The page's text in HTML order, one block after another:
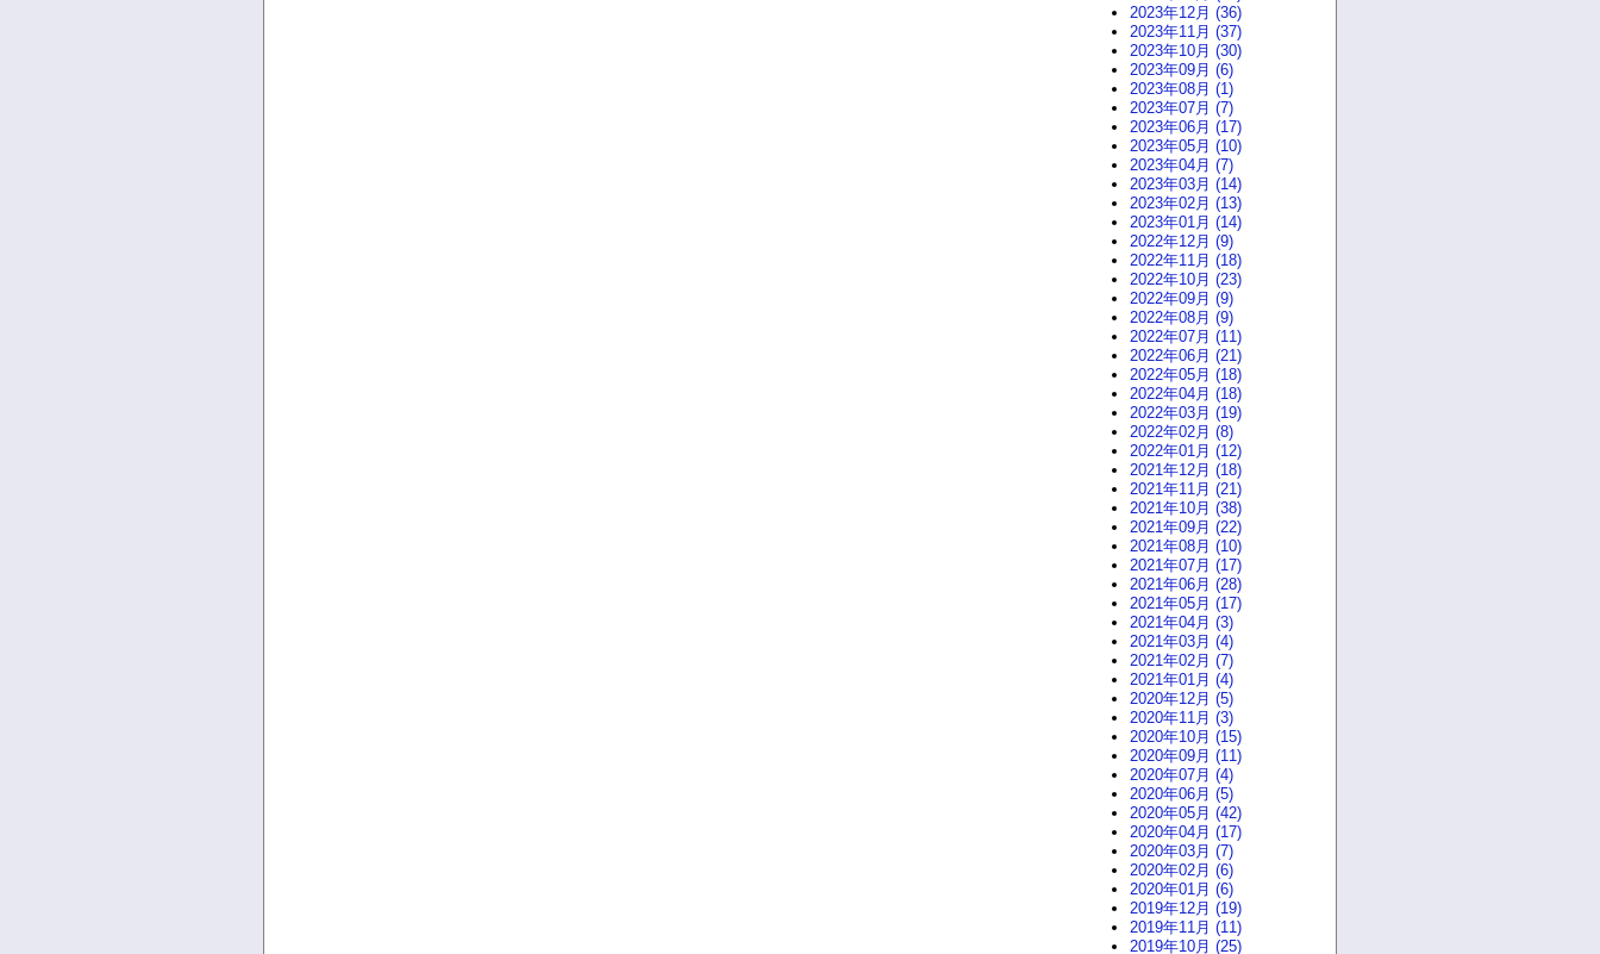
2023年12月 (36)
2023年11月 (37)
2023年10月 (30)
2023年09月 (6)
2023年08月 (1)
2023年07月 (7)
2023年06月 (17)
2023年05月 (10)
2023年04月 (7)
2023年03月 (14)
2023年02月 (13)
2023年01月 (14)
2022年12月 (9)
2022年11月 (18)
2022年10月 (23)
2022年09月 (9)
2022年08月 (9)
2022年07月 (11)
2022年06月 (21)
2022年05月 (18)
2022年04月 (18)
2022年03月 (19)
2022年02月 (8)
2022年01月 (12)
2021年12月 (18)
2021年11月 (21)
2021年10月 (38)
2021年09月 (22)
2021年08月 (10)
2021年07月 (17)
2021年06月 (28)
2021年05月 (17)
2021年04月 (3)
2021年03月 (4)
2021年02月 (7)
2021年01月 (4)
2020年12月 (5)
2020年11月 (3)
2020年10月 (15)
2020年09月 (11)
2020年07月 (4)
2020年06月 (5)
2020年05月 (42)
2020年04月 (17)
2020年03月 (7)
2020年02月 (6)
2020年01月 (6)
2019年12月 (19)
2019年11月 (11)
2019年10月 (25)